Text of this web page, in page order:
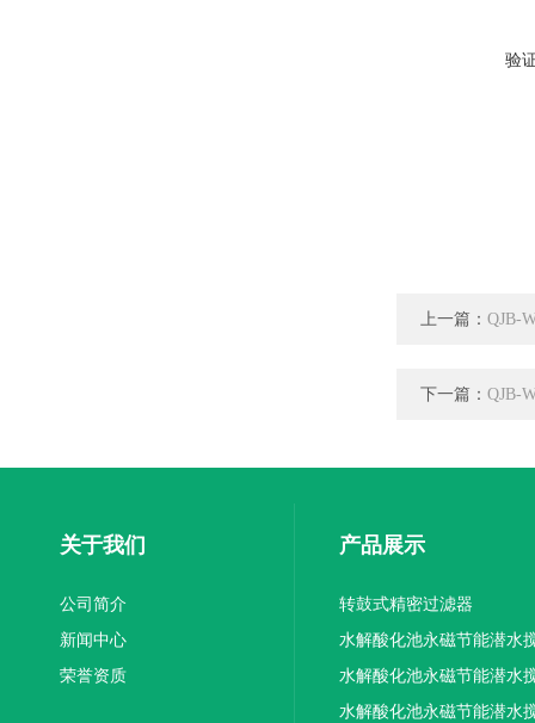
验
上一篇： QJB-
下一篇： QJB-
关于我们
公司简介
新闻中心
荣誉资质
产品展示
转鼓式精密过滤器
水解酸化池永磁节能潜水
机厂家供应
水解酸化池永磁节能潜水
机厂家直销
水解酸化池永磁节能潜水